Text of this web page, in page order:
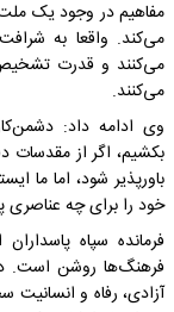
مفاهیم ‌در وجود یک
می‌کند. واقعا به
می‌کنند و قدرت ‌تشخیص
می‌کنند.
وی ادامه داد:
بکشیم، اگر از مقدسات
باورپذیر شود، اما ما
خود را برای چه عناصری
فرمانده سپاه
فرهنگ‌ها روشن است.
آزادی، رفاه و انسانیت